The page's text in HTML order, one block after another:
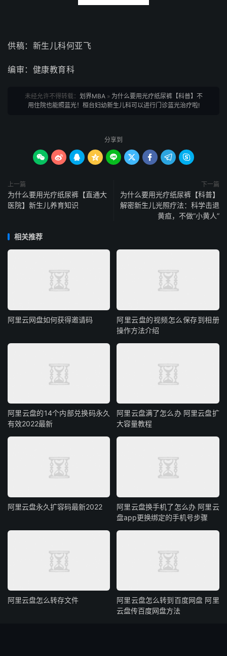
供稿：新生儿科何亚飞
编审：健康教育科
未经允许不得转载： 划界MBA» 为什么要用光疗纸尿裤【科普】不
用住院也能照蓝光！桓台妇幼新生儿科可以进行门诊蓝光治疗啦!
分享到
        
上一篇
为什么要用光疗纸尿裤【直通大
医院】新生儿养育知识
下一篇
为什么要用光疗纸尿裤【科普】
解密新生儿光照疗法：科学击退
黄疸，不做“小黄人”
相关推荐
阿里云网盘如何获得邀请码
阿里云盘的视频怎么保存到相册
操作方法介绍
阿里云盘的14个内部兑换码永久
有效2022最新
阿里云盘满了怎么办 阿里云盘扩
大容量教程
阿里云盘永久扩容码最新2022
阿里云盘换手机了怎么办 阿里云
盘app更换绑定的手机号步骤
阿里云盘怎么转存文件
阿里云盘怎么转到百度网盘 阿里
云盘传百度网盘方法